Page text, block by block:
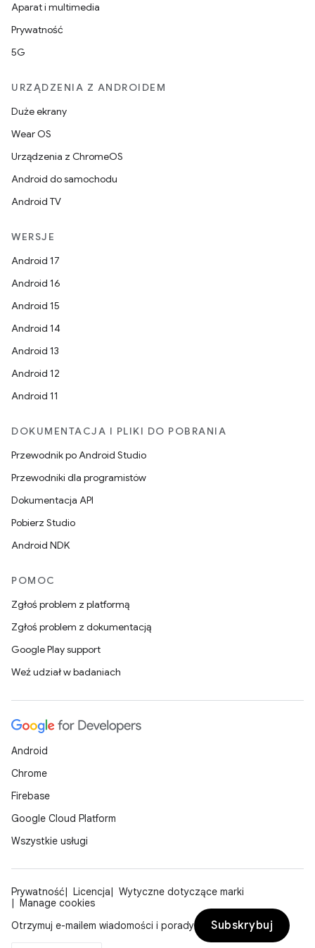
Aparat i multimedia
Prywatność
5G
URZĄDZENIA Z ANDROIDEM
Duże ekrany
Wear OS
Urządzenia z ChromeOS
Android do samochodu
Android TV
WERSJE
Android 17
Android 16
Android 15
Android 14
Android 13
Android 12
Android 11
DOKUMENTACJA I PLIKI DO POBRANIA
Przewodnik po Android Studio
Przewodniki dla programistów
Dokumentacja API
Pobierz Studio
Android NDK
POMOC
Zgłoś problem z platformą
Zgłoś problem z dokumentacją
Google Play support
Weź udział w badaniach
Android
Chrome
Firebase
Google Cloud Platform
Wszystkie usługi
Prywatność Licencja
Wytyczne dotyczące marki
Manage cookies
Otrzymuj e-mailem wiadomości i porady
Subskrybuj